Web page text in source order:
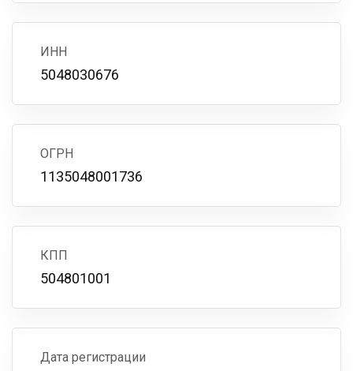
ИНН
5048030676
ОГРН
1135048001736
КПП
504801001
Дата регистрации